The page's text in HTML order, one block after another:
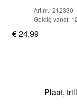
Art.nr.: 212330
Geldig vanaf:
€ 24,99
Plaat,